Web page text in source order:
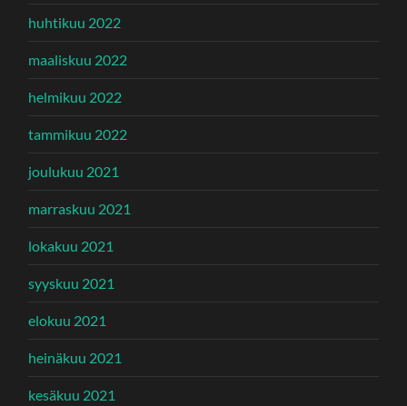
huhtikuu 2022
maaliskuu 2022
helmikuu 2022
tammikuu 2022
joulukuu 2021
marraskuu 2021
lokakuu 2021
syyskuu 2021
elokuu 2021
heinäkuu 2021
kesäkuu 2021